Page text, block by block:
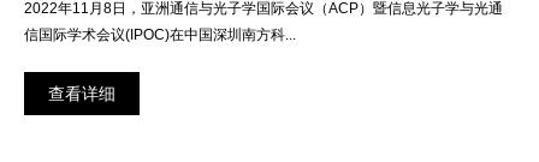
2022年11月8日，亚洲通信与光子学国际会议（ACP）暨信息光子学与光通
信国际学术会议(IPOC)在中国深圳南方科...
查看详细